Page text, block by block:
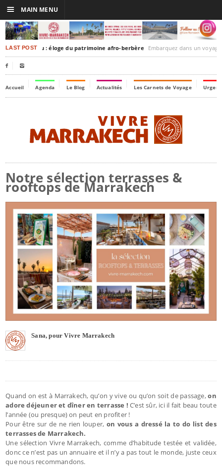
LAST POST
Timbuktu : éloge du patrimoine afro-berbère Embarquez dans un voyage culturel dans le temps, à la
 
Accueil Agenda Le Blog Actualités Les Carnets de Voyage
Notre sélection terrasses &
rooftops de Marrakech
Sana, pour Vivre Marrakech
Quand on est à Marrakech, qu’on y vive ou qu’on soit de passage,on
adore déjeuner et dîner en terrasse ! C’est sûr, ici il fait beau toute
l’année (ou presque) on peut en profiter !
Pour être sur de ne rien louper, on vous a dressé la to do list des
terrasses de Marrakech.
Une sélection Vivre Marrakech, comme d’habitude testée et validée,
donc ce n’est pas un annuaire et il n’y a pas tout le monde, juste ceux
que nous recommandons.
☰ MAIN MENU